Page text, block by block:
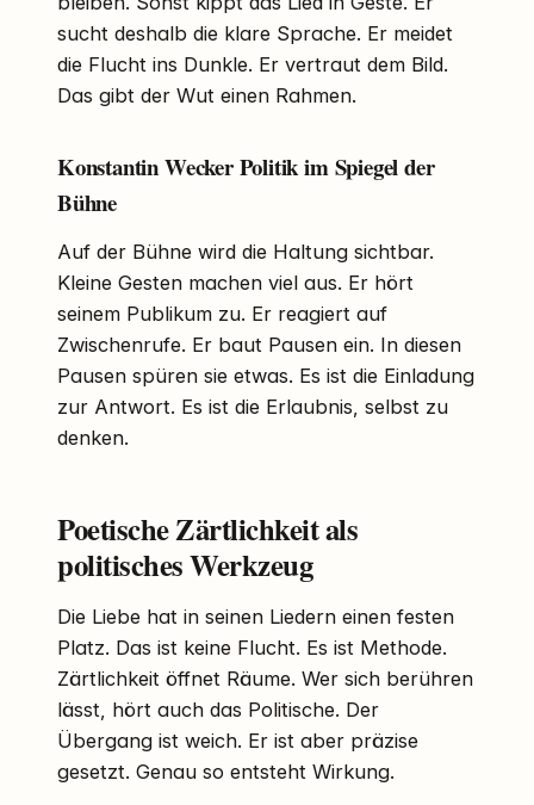
sucht deshalb die klare Sprache. Er meidet
die Flucht ins Dunkle. Er vertraut dem Bild.
Das gibt der Wut einen Rahmen.
Konstantin Wecker Politik im Spiegel der
Bühne
Auf der Bühne wird die Haltung sichtbar.
Kleine Gesten machen viel aus. Er hört
seinem Publikum zu. Er reagiert auf
Zwischenrufe. Er baut Pausen ein. In diesen
Pausen spüren sie etwas. Es ist die Einladung
zur Antwort. Es ist die Erlaubnis, selbst zu
denken.
Poetische Zärtlichkeit als
politisches Werkzeug
Die Liebe hat in seinen Liedern einen festen
Platz. Das ist keine Flucht. Es ist Methode.
Zärtlichkeit öffnet Räume. Wer sich berühren
lässt, hört auch das Politische. Der
Übergang ist weich. Er ist aber präzise
gesetzt. Genau so entsteht Wirkung.